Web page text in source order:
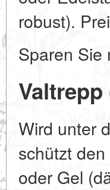
robust).
Sparen
Valtrepp
Wird unter
schützt
oder Gel